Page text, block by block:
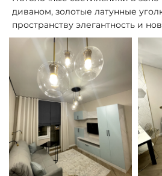
диваном, золотые латунные
пространству элегантность и